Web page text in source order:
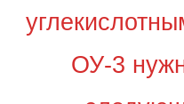
ОУ-3